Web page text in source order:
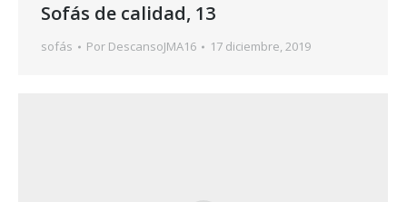
Sofás de calidad, 13
sofás Por DescansoJMA16 17 diciembre, 2019